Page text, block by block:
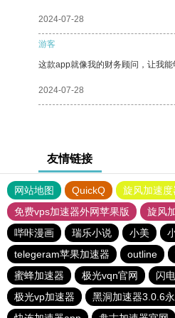
2024-07-28
游客
这款app就像我的财务顾问，让我能
2024-07-28
友情链接
网站地图 QuickQ 旋风加速度
免费vps加速器外网苹果版
旋风
哔咔漫画
瑞乐小说 小美
telegeram苹果加速器
outline
蜜蜂加速器
极光vqn官网 闪
极光vp加速器
黑洞加速器3.0.6